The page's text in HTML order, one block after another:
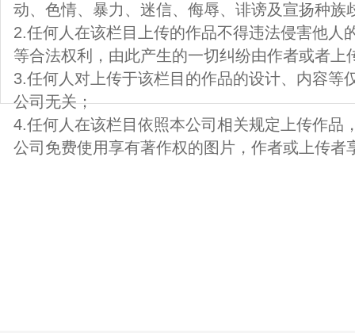
动、色情、暴力、迷信、侮辱、诽谤及宣扬种族
2.任何人在该栏目上传的作品不得违法侵害他人
等合法权利，由此产生的一切纠纷由作者或者上
3.任何人对上传于该栏目的作品的设计、内容等
公司无关；
4.任何人在该栏目依照本公司相关规定上传作品
公司免费使用享有著作权的图片，作者或上传者